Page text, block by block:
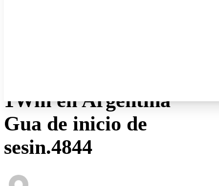
1Win en Argentina
Gua de inicio de
sesin.4844